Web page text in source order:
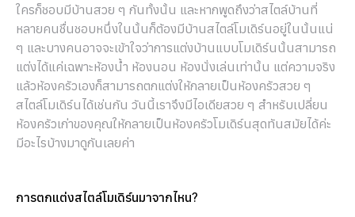
ใครก็ชอบมีบ้านสวย ๆ กันทั้งนั้น และหากพูดถึงว่าสไตล์บ้านที่
หลายคนชื่นชอบหนึ่งในนั้นก็ต้องมีบ้านสไตล์โมเดิร์นอยู่ในนั้นแน่
ๆ และบางคนอาจจะเข้าใจว่าการแต่งบ้านแบบโมเดิร์นนั้นสามารถ
แต่งได้แค่เฉพาะห้องน้ำ ห้องนอน ห้องนั่งเล่นเท่านั้น แต่ความจริง
แล้วห้องครัวเองก็สามารถตกแต่งให้กลายเป็นห้องครัวสวย ๆ
สไตล์โมเดิร์นได้เช่นกัน วันนี้เราจึงมีไอเดียสวย ๆ สำหรับเปลี่ยน
ห้องครัวเก่าของคุณให้กลายเป็นห้องครัวโมเดิร์นสุดทันสมัยได้ค่ะ
มีอะไรบ้างมาดูกันเลยค่า
การตกแต่งสไตล์โมเดิร์นมาจากไหน?